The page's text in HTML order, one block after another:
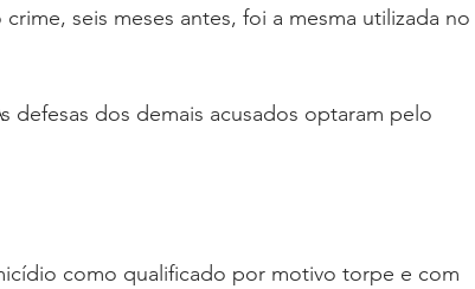
seis meses antes, foi a mesma utilizada no
defesas dos demais acusados optaram pelo
como qualificado por motivo torpe e com